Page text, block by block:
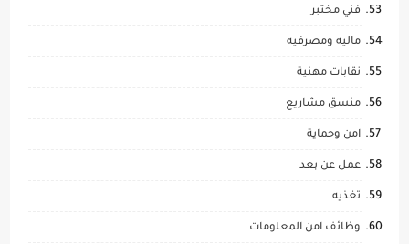
فني مختبر
ماليه ومصرفيه
نقابات مهنية
منسق مشاريع
امن وحماية
عمل عن بعد
تغذيه
وظائف امن المعلومات